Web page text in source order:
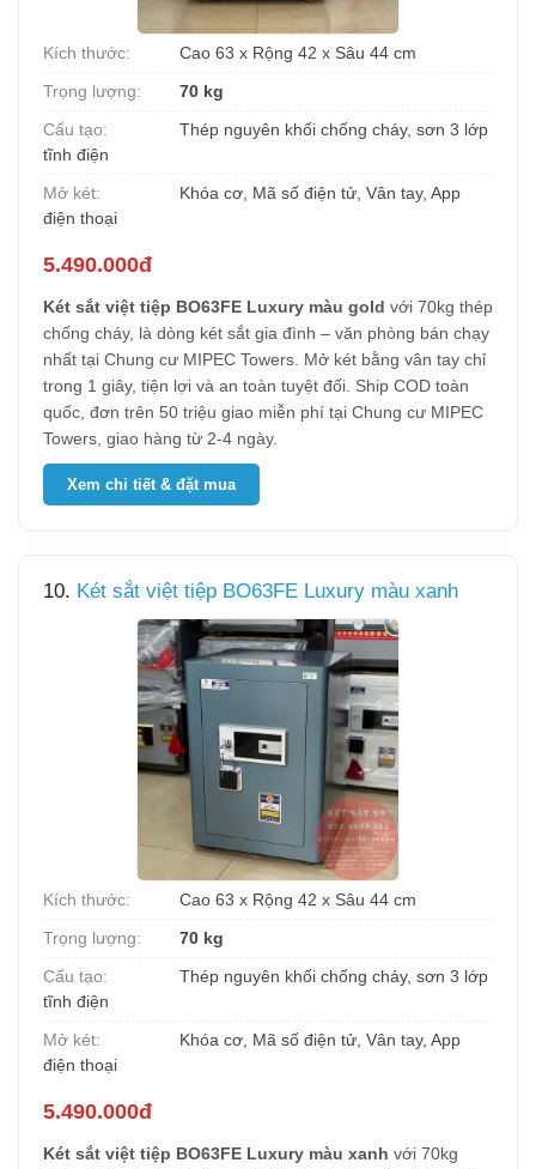
Kích thước:
Cao 63 x Rộng 42 x Sâu 44 cm
Trọng lượng:
70 kg
Cấu tạo:
Thép nguyên khối chống cháy, sơn 3 lớp
tĩnh điện
Mở két:
Khóa cơ, Mã số điện tử, Vân tay, App
điện thoại
5.490.000đ
Két sắt việt tiệp BO63FE Luxury màu gold với 70kg thép
chống cháy, là dòng két sắt gia đình – văn phòng bán chạy
nhất tại Chung cư MIPEC Towers. Mở két bằng vân tay chỉ
trong 1 giây, tiện lợi và an toàn tuyệt đối. Ship COD toàn
quốc, đơn trên 50 triệu giao miễn phí tại Chung cư MIPEC
Towers, giao hàng từ 2-4 ngày.
Xem chi tiết & đặt mua
10. Két sắt việt tiệp BO63FE Luxury màu xanh
Kích thước:
Cao 63 x Rộng 42 x Sâu 44 cm
Trọng lượng:
70 kg
Cấu tạo:
Thép nguyên khối chống cháy, sơn 3 lớp
tĩnh điện
Mở két:
Khóa cơ, Mã số điện tử, Vân tay, App
điện thoại
5.490.000đ
Két sắt việt tiệp BO63FE Luxury màu xanh với 70kg